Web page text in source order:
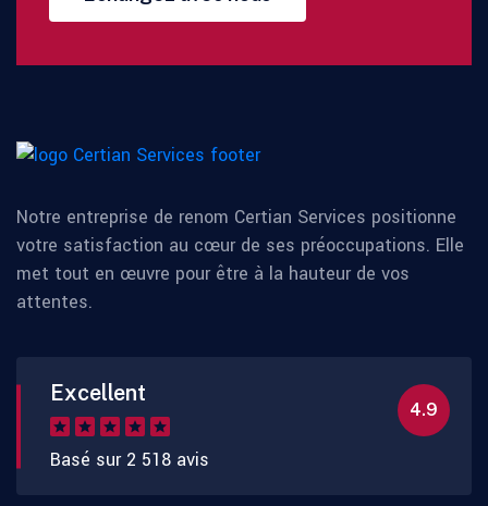
Notre entreprise de renom Certian Services positionne
votre satisfaction au cœur de ses préoccupations. Elle
met tout en œuvre pour être à la hauteur de vos
attentes.
Excellent
Basé sur 2 518 avis
4.9